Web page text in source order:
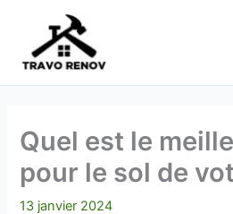
contenu
Quel est le
pour le sol de
13 janvier 2024